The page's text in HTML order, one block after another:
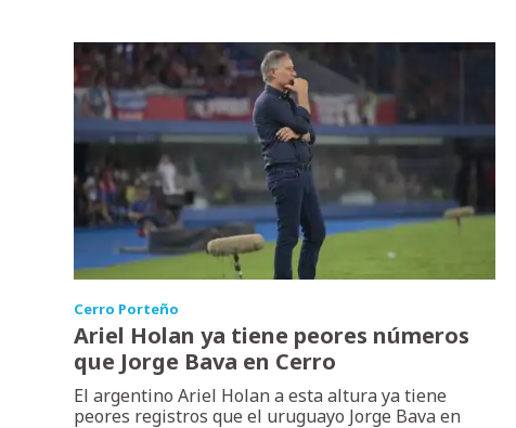
Cerro Porteño
Ariel Holan ya tiene peores números
que Jorge Bava en Cerro
El argentino Ariel Holan a esta altura ya tiene
peores registros que el uruguayo Jorge Bava en